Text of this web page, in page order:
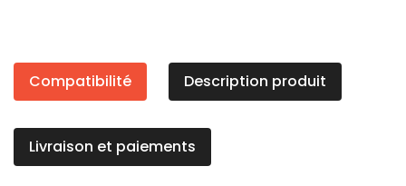
Compatibilité Description produit
Livraison et paiements